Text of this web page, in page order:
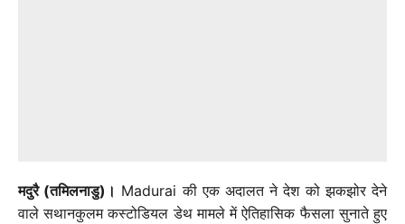
मदुरै (तमिलनाडु)। Madurai की एक अदालत ने देश को झकझोर देने
वाले सथानकुलम कस्टोडियल डेथ मामले में ऐतिहासिक फैसला सुनाते हुए